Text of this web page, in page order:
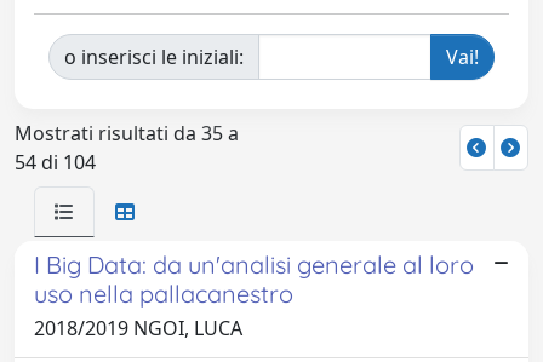
o inserisci le iniziali:
Mostrati risultati da 35 a
54 di 104
I Big Data: da un'analisi generale al loro
uso nella pallacanestro
2018/2019 NGOI, LUCA